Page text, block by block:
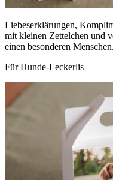
Liebeserklärungen,
mit kleinen Zettelchen und
einen besonderen Menschen.
Für Hunde-Leckerlis